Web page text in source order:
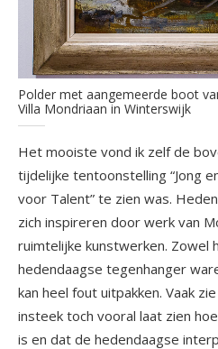
Polder met aangemeerde boot
Villa Mondriaan in Winterswijk
Het mooiste vond ik zelf de
tijdelijke tentoonstelling “Jong
voor Talent” te zien was.
zich inspireren door werk van
ruimtelijke kunstwerken. Zowel
hedendaagse tegenhanger
kan heel fout uitpakken. Vaak
insteek toch vooral laat zien
is en dat de hedendaagse